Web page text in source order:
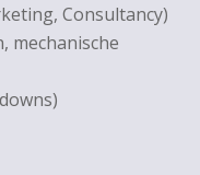
Consultancy)
mechanische